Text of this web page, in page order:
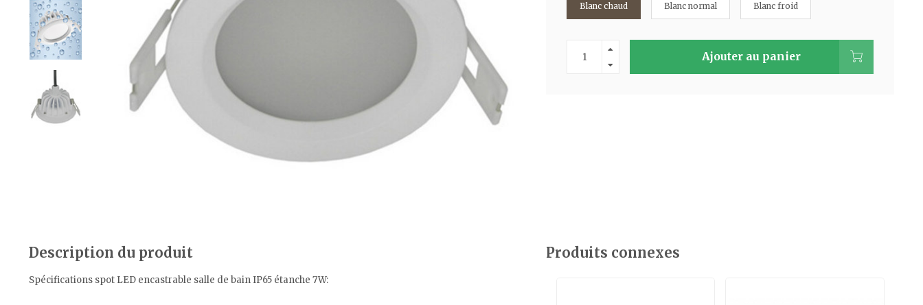
Blanc chaud Blanc normal Blanc froid
Ajouter au panier
Description du produit
Spécifications spot LED encastrable salle de bain IP65 étanche 7W:
Produits connexes